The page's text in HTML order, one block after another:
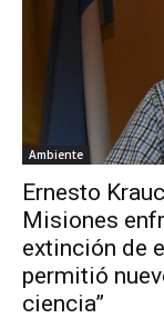
Ambiente
Ernesto
Misiones
extinción de
permitió
ciencia”